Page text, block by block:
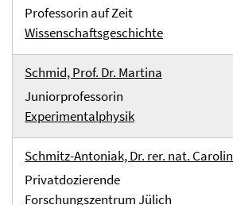
Professorin auf Zeit
Wissenschaftsgeschichte
Schmid, Prof. Dr. Martina
Juniorprofessorin
Experimentalphysik
Schmitz-Antoniak, Dr. rer. nat. Carolin
Privatdozierende
Forschungszentrum Jülich